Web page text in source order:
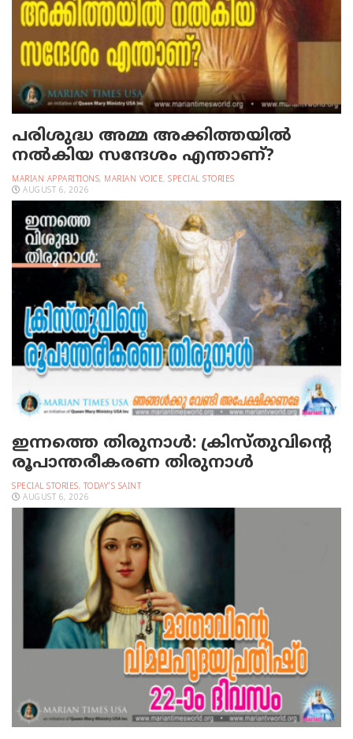
പരിശുദ്ധ അമ്മ അക്കിത്തയില്‍
നല്‍കിയ സന്ദേശം എന്താണ്?
MARIAN APPARITIONS, MARIAN VOICE, SPECIAL STORIES
AUGUST 6, 2026
ഇന്നത്തെ തിരുനാള്‍: ക്രിസ്തുവിന്റെ
രൂപാന്തരീകരണ തിരുനാള്‍
SPECIAL STORIES, TODAY'S SAINT
AUGUST 6, 2026